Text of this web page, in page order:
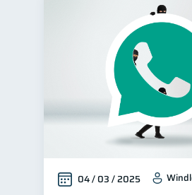
04 / 03 / 2025